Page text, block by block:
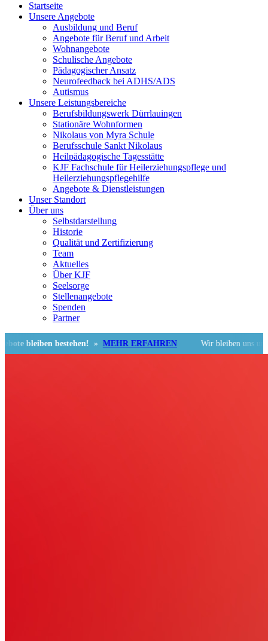
Startseite
Unsere Angebote
Ausbildung und Beruf
Angebote für Beruf und Arbeit
Wohnangebote
Schulische Angebote
Pädagogischer Ansatz
Neurofeedback bei ADHS/ADS
Autismus
Unsere Leistungsbereiche
Berufsbildungswerk Dürrlauingen
Stationäre Wohnformen
Nikolaus von Myra Schule
Berufsschule Sankt Nikolaus
Heilpädagogische Tagesstätte
KJF Fachschule für Heilerziehungspflege und
Heilerziehungspflegehilfe
Angebote & Dienstleistungen
Unser Standort
Über uns
Selbstdarstellung
Historie
Qualität und Zertifizierung
Team
Aktuelles
Über KJF
Seelsorge
Stellenangebote
Spenden
Partner
bleiben bestehen!»MEHR ERFAHREN Wir bleiben uns und der